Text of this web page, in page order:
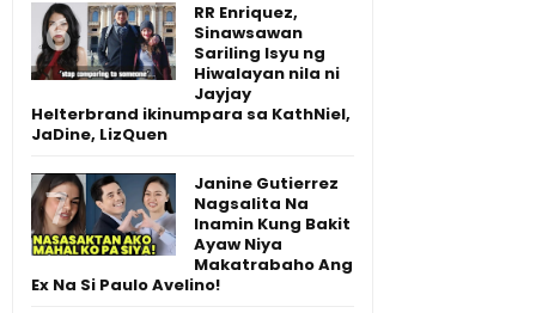
RR Enriquez,
Sinawsawan
Sariling Isyu ng
Hiwalayan nila ni
Jayjay
Helterbrand ikinumpara sa KathNiel,
JaDine, LizQuen
Janine Gutierrez
Nagsalita Na
Inamin Kung Bakit
Ayaw Niya
Makatrabaho Ang
Ex Na Si Paulo Avelino!